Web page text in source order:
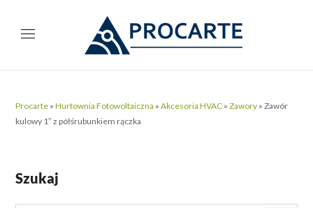
Procarte »Hurtownia Fotowoltaiczna »Akcesoria HVAC »Zawory »Zawór
kulowy 1″ z półśrubunkiem rączka
Szukaj